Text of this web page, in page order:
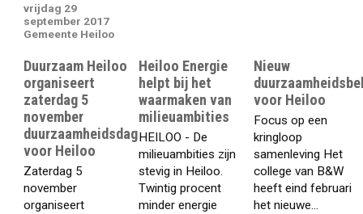
vrijdag 29
september 2017
Gemeente Heiloo
Duurzaam Heiloo
organiseert
zaterdag 5
november
duurzaamheidsdag
voor Heiloo
Zaterdag 5
november
organiseert
Heiloo Energie
helpt bij het
waarmaken van
milieuambities
HEILOO - De
milieuambities zijn
stevig in Heiloo.
Twintig procent
minder energie
Nieuw
voor Heiloo
Focus op een
kringloop
samenleving Het
college van B&W
heeft eind februari
het nieuwe...